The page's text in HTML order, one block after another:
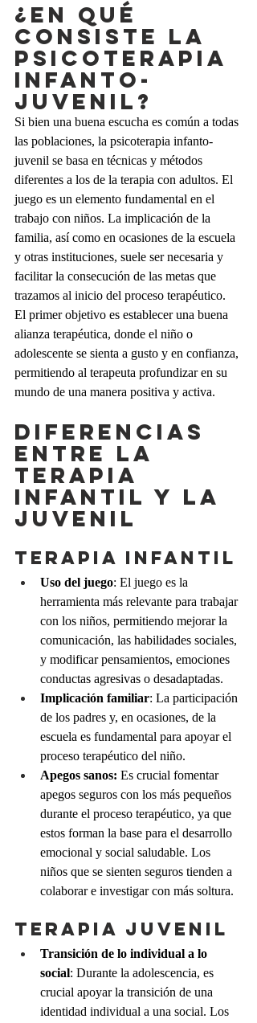
¿En qué
consiste la
psicoterapia
infanto-
juvenil?
Si bien una buena escucha es común a todas
las poblaciones, la psicoterapia infanto-
juvenil se basa en técnicas y métodos
diferentes a los de la terapia con adultos. El
juego es un elemento fundamental en el
trabajo con niños. La implicación de la
familia, así como en ocasiones de la escuela
y otras instituciones, suele ser necesaria y
facilitar la consecución de las metas que
trazamos al inicio del proceso terapéutico.
El primer objetivo es establecer una buena
alianza terapéutica, donde el niño o
adolescente se sienta a gusto y en confianza,
permitiendo al terapeuta profundizar en su
mundo de una manera positiva y activa.
Diferencias
entre la
terapia
infantil y la
juvenil
Terapia Infantil
Uso del juego: El juego es la
herramienta más relevante para trabajar
con los niños, permitiendo mejorar la
comunicación, las habilidades sociales,
y modificar pensamientos, emociones
conductas agresivas o desadaptadas.
Implicación familiar: La participación
de los padres y, en ocasiones, de la
escuela es fundamental para apoyar el
proceso terapéutico del niño.
Apegos sanos: Es crucial fomentar
apegos seguros con los más pequeños
durante el proceso terapéutico, ya que
estos forman la base para el desarrollo
emocional y social saludable. Los
niños que se sienten seguros tienden a
colaborar e investigar con más soltura.
Terapia juvenil
Transición de lo individual a lo
social: Durante la adolescencia, es
crucial apoyar la transición de una
identidad individual a una social. Los